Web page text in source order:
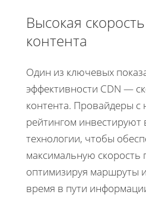
Высокая
контента
Один из ключевых
эффективности CDN —
контента. Провайдеры
рейтингом инвестируют
технологии, чтобы
максимальную скорость
оптимизируя маршруты
время в пути